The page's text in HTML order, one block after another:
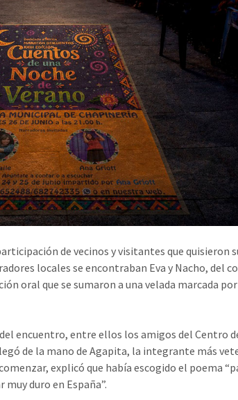
de vecinos y visitantes que quisieron
locales se encontraban Eva y Nacho, del
oral que se sumaron a una velada marcada
encuentro, entre ellos los amigos del Centro
de la mano de Agapita, la integrante más
explicó que había escogido el poema
duro en España”.